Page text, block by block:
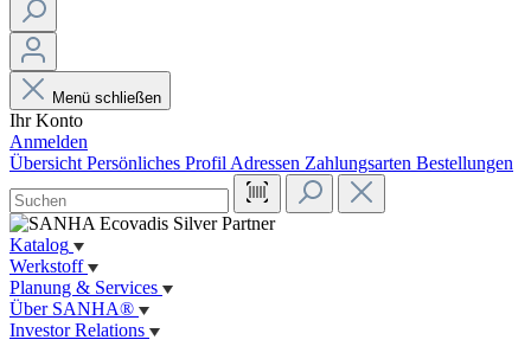
Menü schließen
Ihr Konto
Anmelden
Übersicht Persönliches Profil Adressen Zahlungsarten Bestellungen
Katalog
Werkstoff
Planung & Services
Über SANHA®
Investor Relations